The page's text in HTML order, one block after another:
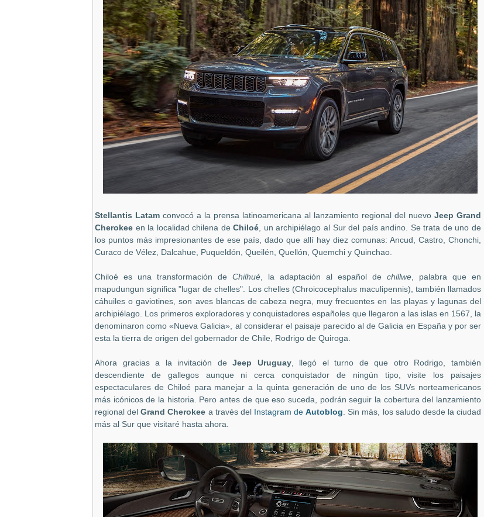
Stellantis Latam convocó a la prensa latinoamericana al lanzamiento regional del nuevo Jeep Grand
Cherokee en la localidad chilena deChiloé , un archipiélago al Sur del país andino. Se trata de uno de
los puntos más impresionantes de ese país, dado que allí hay diez comunas: Ancud, Castro, Chonchi,
Curaco de Vélez, Dalcahue, Puqueldón, Queilén, Quellón, Quemchi y Quinchao.
Chiloé es una transformación de Chilhué , la adaptación al español de chillwe , palabra que en
mapudungun significa "lugar de chelles". Los chelles (Chroicocephalus maculipennis), también llamados
cáhuiles o gaviotines, son aves blancas de cabeza negra, muy frecuentes en las playas y lagunas del
archipiélago. Los primeros exploradores y conquistadores españoles que llegaron a las islas en 1567, la
denominaron como «Nueva Galicia», al considerar el paisaje parecido al de Galicia en España y por ser
esta la tierra de origen del gobernador de Chile, Rodrigo de Quiroga.
Ahora gracias a la invitación deJeep Uruguay, llegó el turno de que otro Rodrigo, también
descendiente de gallegos aunque ni cerca conquistador de ningún tipo, visite los paisajes
espectaculares de Chiloé para manejar a la quinta generación de uno de los SUVs norteamericanos
más icónicos de la historia. Pero antes de que eso suceda, podrán seguir la cobertura del lanzamiento
regional delGrand Cherokee a través del Instagram deAutoblog . Sin más, los saludo desde la ciudad
más al Sur que visitaré hasta ahora.